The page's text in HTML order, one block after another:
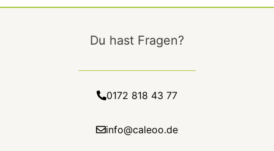
Du hast Fragen?
0172 818 43 77
info@caleoo.de